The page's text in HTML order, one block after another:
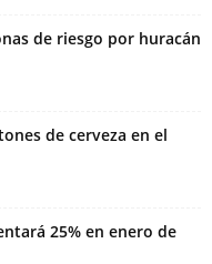
de riesgo por huracán
de cerveza en el
25% en enero de